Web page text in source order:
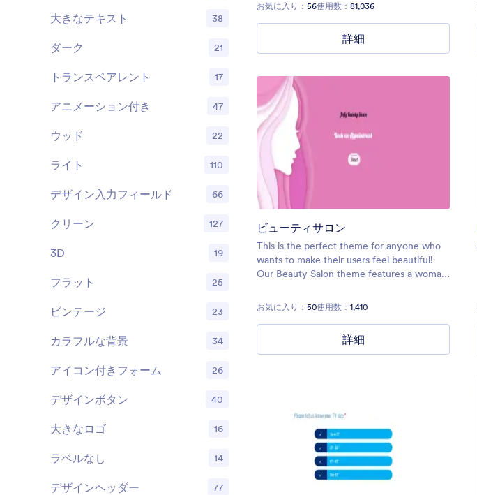
お気に入り： 56使用数： 81,036
詳細
ビューティサロン
This is the perfect theme for anyone who
wants to make their users feel beautiful!
Our Beauty Salon theme features a woman
be sure to get your clients excited for their
next hair appointment.
お気に入り： 50使用数： 1,410
詳細
大きなテキスト 38
ダーク 21
トランスペアレント 17
アニメーション付き 47
ウッド 22
ライト 110
デザイン入力フィールド 66
クリーン 127
3D 19
フラット 25
ビンテージ 23
カラフルな背景 34
アイコン付きフォーム 26
デザインボタン 40
大きなロゴ 16
ラベルなし 14
デザインヘッダー 77